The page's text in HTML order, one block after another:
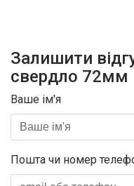
Залишити
свердло 72мм
Ваше ім'я
Пошта чи номер